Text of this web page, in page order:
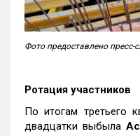
Фото предоставлено
Ротация участников
По итогам третьего
двадцатки выбыла